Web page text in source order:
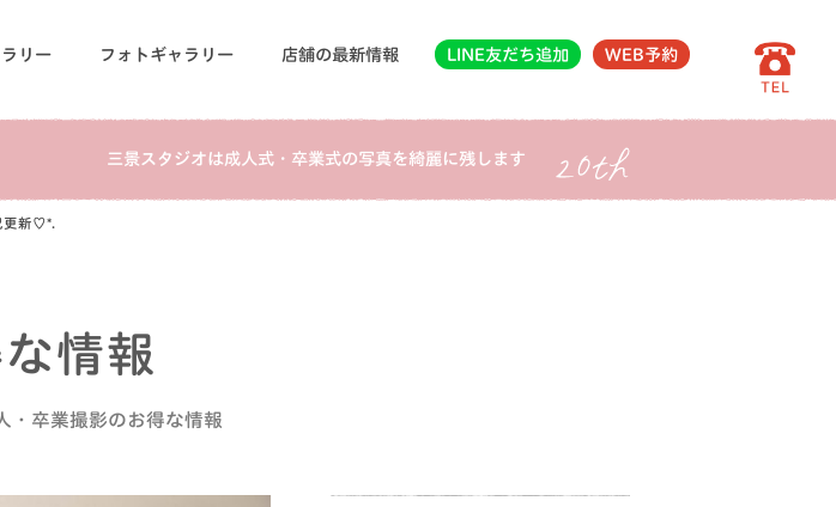
リー フォトギャラリー 店舗の最新情報 LINE友だち追加 WEB予約
三景スタジオは成人式・卒業式の写真を綺麗に残します
更新♡*.
情報
・卒業撮影のお得な情報